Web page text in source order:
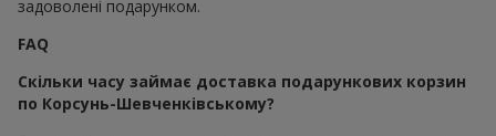
задоволені подарунком.
FAQ
Скільки часу займає доставка подарункових корзин
по Корсунь-Шевченківському?